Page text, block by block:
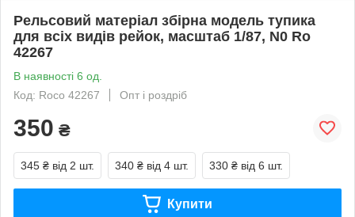
Рельсовий матеріал збірна модель тупика
для всіх видів рейок, масштаб 1/87, N0 Ro
42267
В наявності 6 од.
Код: Roco 42267
Опт і роздріб
350 ₴
345 ₴ від 2 шт. 340 ₴ від 4 шт. 330 ₴ від 6 шт.
Купити